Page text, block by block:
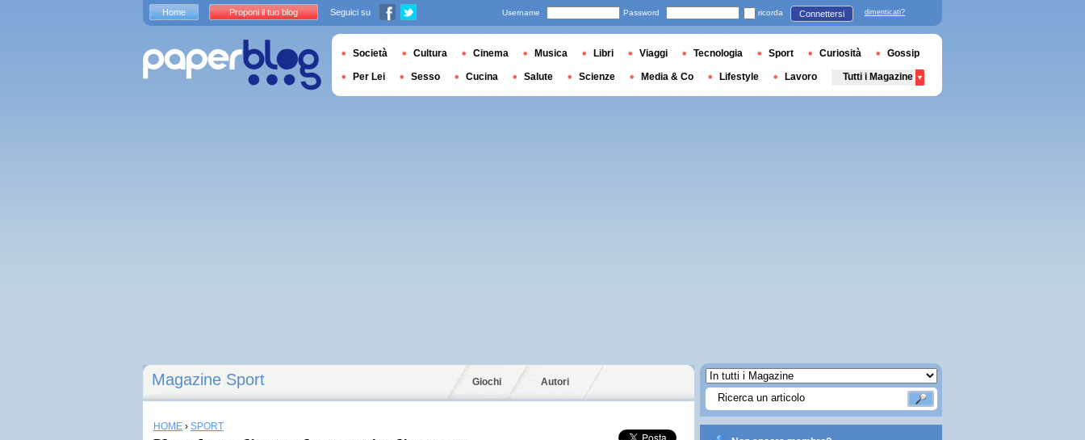
Magazine Sport Giochi Autori
HOME › SPORT
Home Proponi il tuo blog Seguici su Username Password ricorda Connettersi dimenticati?
Società Cultura Cinema Musica Libri Viaggi Tecnologia Sport Curiosità Gossip
Per Lei Sesso Cucina Salute Scienze Media & Co Lifestyle Lavoro Tutti i Magazine